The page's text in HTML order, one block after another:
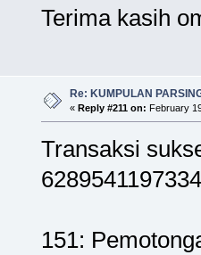
Terima kasih
Re: KUMPULAN
« Reply #211 on: February
Transaksi
151: